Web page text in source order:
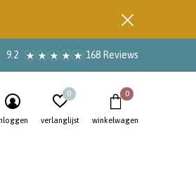
verlanglijst
0
winkelwagen
0
9.2 168 Reviews